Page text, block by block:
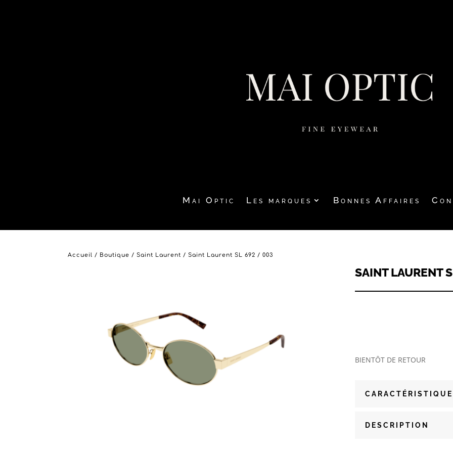
Mai Optic Les marques Bonnes Affaires
Accueil / Boutique /Saint Laurent / Saint Laurent SL 692 / 003
SAINT LAURENT
BIENTÔT DE RETOUR
DESCRIPTION